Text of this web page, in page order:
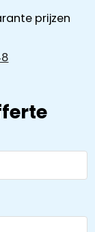
prijzen